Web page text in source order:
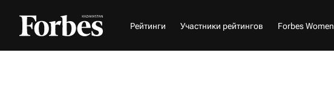
Рейтинги Участники рейтингов Forbes Women